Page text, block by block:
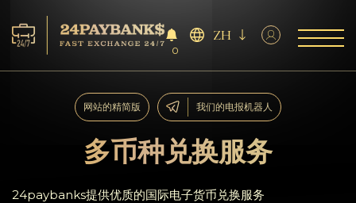
服务
合作伙伴
0
ZH
多币种兑换服务
网站的精简版 我们的电报机器人
24paybanks提供优质的国际电子货币兑换服务